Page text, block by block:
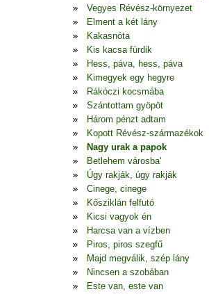
Vegyes Révész-környezet
Elment a két lány
Kakasnóta
Kis kacsa fürdik
Hess, páva, hess, páva
Kimegyek egy hegyre
Rákóczi kocsmába
Szántottam gyöpöt
Három pénzt adtam
Kopott Révész-származékok
Nagy urak a papok
Betlehem városba'
Úgy rakják, úgy rakják
Cinege, cinege
Kősziklán felfutó
Kicsi vagyok én
Harcsa van a vízben
Piros, piros szegfű
Majd megválik, szép lány
Nincsen a szobában
Este van, este van